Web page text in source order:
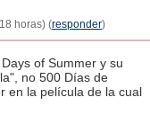
horas) (responder)
of Summer y su
no 500 Días de
en la película de la cual